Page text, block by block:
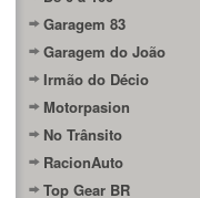
Garagem 83
Garagem do João
Irmão do Décio
Motorpasion
No Trânsito
RacionAuto
Top Gear BR